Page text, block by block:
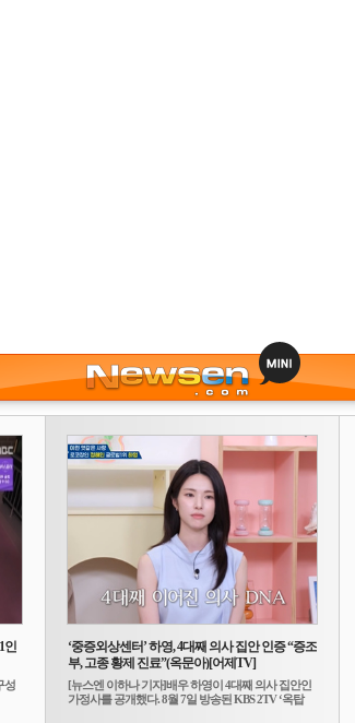
인
성
‘중증외상센터’ 하영, 4대째 의사 집안 인증 “증조
부, 고종 황제 진료”(옥문아)[어제TV]
[뉴스엔 이하나 기자]배우 하영이 4대째 의사 집안인
가정사를 공개했다. 8월 7일 방송된 KBS 2TV ‘옥탑